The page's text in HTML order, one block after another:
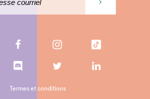
Termes et conditions